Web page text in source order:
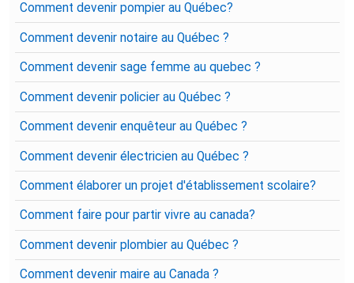
Comment devenir pompier au Québec?
Comment devenir notaire au Québec ?
Comment devenir sage femme au quebec ?
Comment devenir policier au Québec ?
Comment devenir enquêteur au Québec ?
Comment devenir électricien au Québec ?
Comment élaborer un projet d'établissement scolaire?
Comment faire pour partir vivre au canada?
Comment devenir plombier au Québec ?
Comment devenir maire au Canada ?